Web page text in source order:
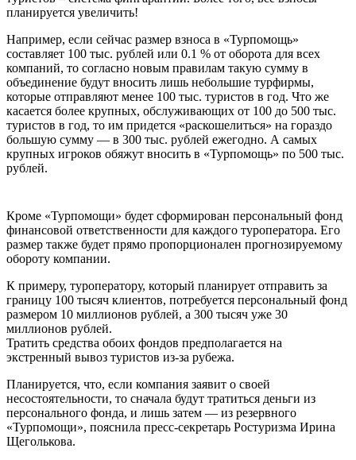
планируется увеличить!
Например, если сейчас размер взноса в «Турпомощь»
составляет 100 тыс. рублей или 0.1 % от оборота для всех
компаний, то согласно новым правилам такую сумму в
объединение будут вносить лишь небольшие турфирмы,
которые отправляют менее 100 тыс. туристов в год. Что же
касается более крупных, обслуживающих от 100 до 500 тыс.
туристов в год, то им придется «раскошелиться» на гораздо
большую сумму — в 300 тыс. рублей ежегодно. А самых
крупных игроков обяжут вносить в «Турпомощь» по 500 тыс.
рублей.
Кроме «Турпомощи» будет сформирован персональный фонд
финансовой ответственности для каждого туроператора. Его
размер также будет прямо пропорционален прогнозируемому
обороту компании.
К примеру, туроператору, который планирует отправить за
границу 100 тысяч клиентов, потребуется персональный фонд
размером 10 миллионов рублей, а 300 тысяч уже 30
миллионов рублей.
Тратить средства обоих фондов предполагается на
экстренный вывоз туристов из-за рубежа.
Планируется, что, если компания заявит о своей
несостоятельности, то сначала будут тратиться деньги из
персонального фонда, и лишь затем — из резервного
«Турпомощи», пояснила пресс-секретарь Ростуризма Ирина
Щеголькова.